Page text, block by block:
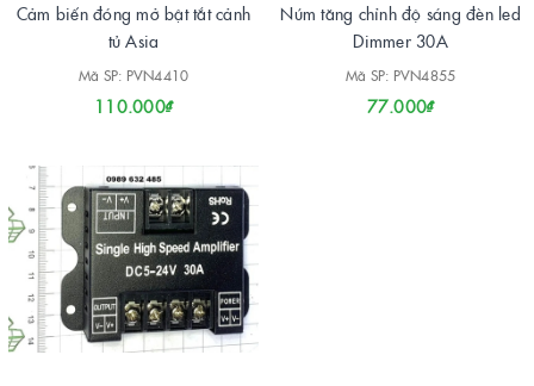
Cảm biến đóng mở bật tắt cảnh
tủ Asia
Mã SP: PVN4410
110.000₫
Núm tăng chỉnh độ sáng đèn led
Dimmer 30A
Mã SP: PVN4855
77.000₫